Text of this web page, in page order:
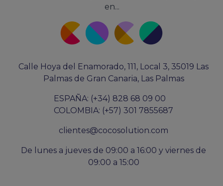
en...
Calle Hoya del Enamorado, 111, Local 3, 35019 Las
Palmas de Gran Canaria, Las Palmas
ESPAÑA: (+34) 828 68 09 00
COLOMBIA: (+57) 301 7855687
clientes@cocosolution.com
De lunes a jueves de 09:00 a 16:00 y viernes de
09:00 a 15:00